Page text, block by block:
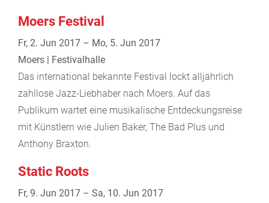
Moers Festival
Fr, 2. Jun 2017 – Mo, 5. Jun 2017
Moers | Festivalhalle
Das international bekannte Festival lockt alljährlich
zahllose Jazz-Liebhaber nach Moers. Auf das
Publikum wartet eine musikalische Entdeckungsreise
mit Künstlern wie Julien Baker, The Bad Plus und
Anthony Braxton.
Static Roots
Fr, 9. Jun 2017 – Sa, 10. Jun 2017